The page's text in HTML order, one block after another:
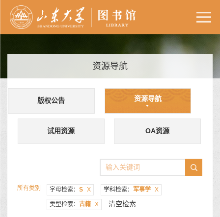
资源导航
版权公告 资源导航
试用资源 OA资源
所有类别 字母检索： S X 学科检索： 军事学 X
类型检索： 古籍 X 清空检索